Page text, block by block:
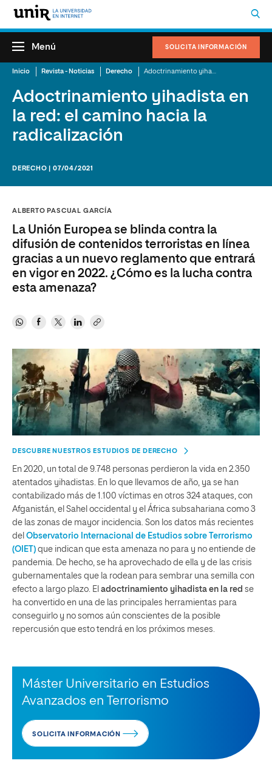
SOLICITA INFORMACIÓN
Menú
Inicio Revista - Noticias Derecho
Adoctrinamiento yihadista en
la red: el camino hacia la
radicalización
DERECHO | 07/04/2021
ALBERTO PASCUAL GARCÍA
La Unión Europea se blinda contra la
difusión de contenidos terroristas en línea
gracias a un nuevo reglamento que entrará
en vigor en 2022. ¿Cómo es la lucha contra
esta amenaza?
DESCUBRE NUESTROS ESTUDIOS DE DERECHO
En 2020, un total de 9.748 personas perdieron la vida en 2.350
atentados yihadistas. En lo que llevamos de año, ya se han
contabilizado más de 1.100 víctimas en otros 324 ataques, con
Afganistán, el Sahel occidental y el África subsahariana como 3
de las zonas de mayor incidencia. Son los datos más recientes
del Observatorio Internacional de Estudios sobre Terrorismo
(OIET) que indican que esta amenaza no para y no entiende de
pandemia. De hecho, se ha aprovechado de ella y de las crisis
gubernamentales que la rodean para sembrar una semilla con
efecto a largo plazo. El adoctrinamiento yihadista en la red se
ha convertido en una de las principales herramientas para
conseguirlo y no somos aún conscientes de la posible
repercusión que esto tendrá en los próximos meses.
Máster Universitario en Estudios
Avanzados en Terrorismo
SOLICITA INFORMACIÓN